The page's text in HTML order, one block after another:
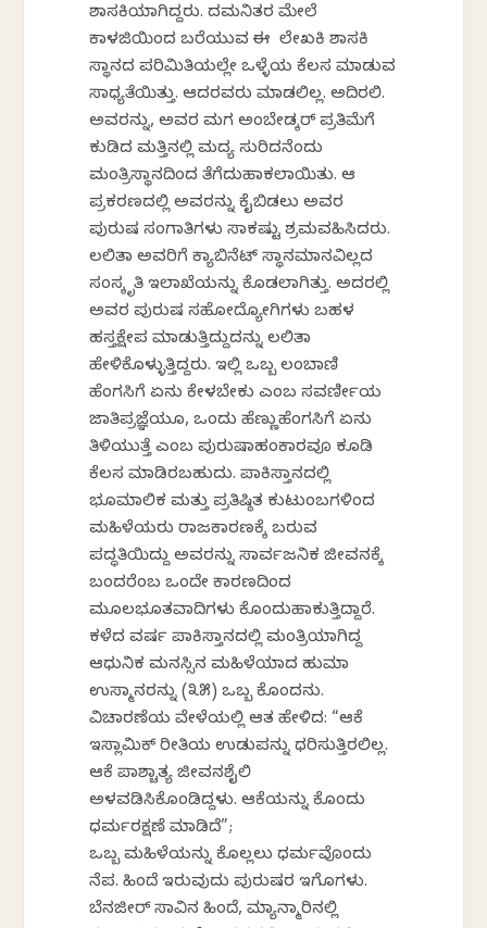
ಶಾಸಕಿಯಾಗಿದ್ದರು. ದಮನಿತರ ಮೇಲೆ
ಕಾಳಜಿಯಿಂದ ಬರೆಯುವ ಈ ಲೇಖಕಿ ಶಾಸಕಿ
ಸ್ಥಾನದ ಪರಿಮಿತಿಯಲ್ಲೇ ಒಳ್ಳೆಯ ಕೆಲಸ ಮಾಡುವ
ಸಾಧ್ಯತೆಯಿತ್ತು. ಆದರವರು ಮಾಡಲಿಲ್ಲ. ಅದಿರಲಿ.
ಅವರನ್ನು, ಅವರ ಮಗ ಅಂಬೇಡ್ಕರ್ ಪ್ರತಿಮೆಗೆ
ಕುಡಿದ ಮತ್ತಿನಲ್ಲಿ ಮದ್ಯ ಸುರಿದನೆಂದು
ಮಂತ್ರಿಸ್ಥಾನದಿಂದ ತೆಗೆದುಹಾಕಲಾಯಿತು. ಆ
ಪ್ರಕರಣದಲ್ಲಿ ಅವರನ್ನು ಕೈಬಿಡಲು ಅವರ
ಪುರುಷ ಸಂಗಾತಿಗಳು ಸಾಕಷ್ಟು ಶ್ರಮವಹಿಸಿದರು.
ಲಲಿತಾ ಅವರಿಗೆ ಕ್ಯಾಬಿನೆಟ್ ಸ್ಥಾನಮಾನವಿಲ್ಲದ
ಸಂಸ್ಕೃತಿ ಇಲಾಖೆಯನ್ನು ಕೊಡಲಾಗಿತ್ತು. ಅದರಲ್ಲಿ
ಅವರ ಪುರುಷ ಸಹೋದ್ಯೋಗಿಗಳು ಬಹಳ
ಹಸ್ತಕ್ಷೇಪ ಮಾಡುತ್ತಿದ್ದುದನ್ನು ಲಲಿತಾ
ಹೇಳಿಕೊಳ್ಳುತ್ತಿದ್ದರು. ಇಲ್ಲಿ ಒಬ್ಬ ಲಂಬಾಣಿ
ಹೆಂಗಸಿಗೆ ಏನು ಕೇಳಬೇಕು ಎಂಬ ಸವರ್ಣೀಯ
ಜಾತಿಪ್ರಜ್ಞೆಯೂ, ಒಂದು ಹೆಣ್ಣುಹೆಂಗಸಿಗೆ ಏನು
ತಿಳಿಯುತ್ತೆ ಎಂಬ ಪುರುಷಾಹಂಕಾರವೂ ಕೂಡಿ
ಕೆಲಸ ಮಾಡಿರಬಹುದು. ಪಾಕಿಸ್ತಾನದಲ್ಲಿ
ಭೂಮಾಲಿಕ ಮತ್ತು ಪ್ರತಿಷ್ಠಿತ ಕುಟುಂಬಗಳಿಂದ
ಮಹಿಳೆಯರು ರಾಜಕಾರಣಕ್ಕೆ ಬರುವ
ಪದ್ಧತಿಯಿದ್ದು ಅವರನ್ನು ಸಾರ್ವಜನಿಕ ಜೀವನಕ್ಕೆ
ಬಂದರೆಂಬ ಒಂದೇ ಕಾರಣದಿಂದ
ಮೂಲಭೂತವಾದಿಗಳು ಕೊಂದುಹಾಕುತ್ತಿದ್ದಾರೆ.
ಕಳೆದ ವರ್ಷ ಪಾಕಿಸ್ತಾನದಲ್ಲಿ ಮಂತ್ರಿಯಾಗಿದ್ದ
ಆಧುನಿಕ ಮನಸ್ಸಿನ ಮಹಿಳೆಯಾದ ಹುಮಾ
ಉಸ್ಮಾನರನ್ನು (೩೫) ಒಬ್ಬ ಕೊಂದನು.
ವಿಚಾರಣೆಯ ವೇಳೆಯಲ್ಲಿ ಆತ ಹೇಳಿದ: “ಆಕೆ
ಇಸ್ಲಾಮಿಕ್ ರೀತಿಯ ಉಡುಪನ್ನು ಧರಿಸುತ್ತಿರಲಿಲ್ಲ.
ಆಕೆ ಪಾಶ್ಚಾತ್ಯ ಜೀವನಶೈಲಿ
ಅಳವಡಿಸಿಕೊಂಡಿದ್ದಳು. ಆಕೆಯನ್ನು ಕೊಂದು
ಧರ್ಮರಕ್ಷಣೆ ಮಾಡಿದೆ”;
ಒಬ್ಬ ಮಹಿಳೆಯನ್ನು ಕೊಲ್ಲಲು ಧರ್ಮವೊಂದು
ನೆಪ. ಹಿಂದೆ ಇರುವುದು ಪುರುಷರ ಇಗೊಗಳು.
ಬೆನಜೀರ್ ಸಾವಿನ ಹಿಂದೆ, ಮ್ಯಾನ್ಮಾರಿನಲ್ಲಿ